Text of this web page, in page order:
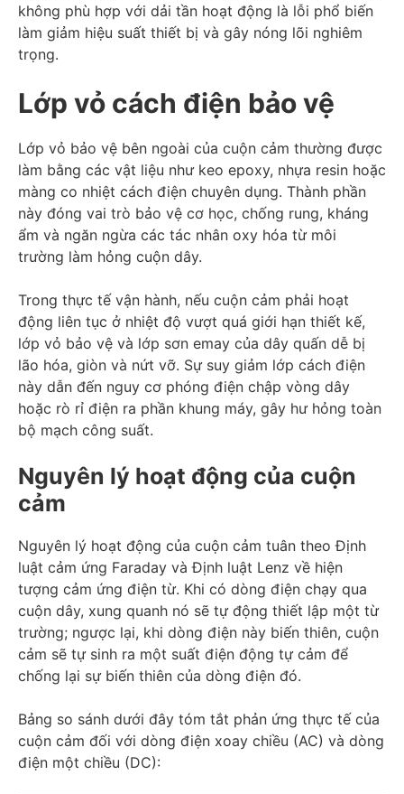
không phù hợp với dải tần hoạt động là lỗi phổ biến
làm giảm hiệu suất thiết bị và gây nóng lõi nghiêm
trọng.
Lớp vỏ cách điện bảo vệ
Lớp vỏ bảo vệ bên ngoài của cuộn cảm thường được
làm bằng các vật liệu như keo epoxy, nhựa resin hoặc
màng co nhiệt cách điện chuyên dụng. Thành phần
này đóng vai trò bảo vệ cơ học, chống rung, kháng
ẩm và ngăn ngừa các tác nhân oxy hóa từ môi
trường làm hỏng cuộn dây.
Trong thực tế vận hành, nếu cuộn cảm phải hoạt
động liên tục ở nhiệt độ vượt quá giới hạn thiết kế,
lớp vỏ bảo vệ và lớp sơn emay của dây quấn dễ bị
lão hóa, giòn và nứt vỡ. Sự suy giảm lớp cách điện
này dẫn đến nguy cơ phóng điện chập vòng dây
hoặc rò rỉ điện ra phần khung máy, gây hư hỏng toàn
bộ mạch công suất.
Nguyên lý hoạt động của cuộn
cảm
Nguyên lý hoạt động của cuộn cảm tuân theo Định
luật cảm ứng Faraday và Định luật Lenz về hiện
tượng cảm ứng điện từ. Khi có dòng điện chạy qua
cuộn dây, xung quanh nó sẽ tự động thiết lập một từ
trường; ngược lại, khi dòng điện này biến thiên, cuộn
cảm sẽ tự sinh ra một suất điện động tự cảm để
chống lại sự biến thiên của dòng điện đó.
Bảng so sánh dưới đây tóm tắt phản ứng thực tế của
cuộn cảm đối với dòng điện xoay chiều (AC) và dòng
điện một chiều (DC):